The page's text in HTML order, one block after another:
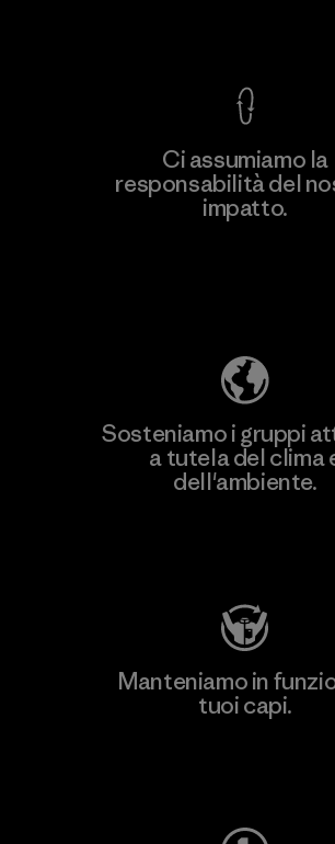
Scopri di più
Ci assumiamo la
responsabilità del
impatto.
Sosteniamo i gruppi
a tutela del clima
dell'ambiente.
Manteniamo in
tuoi capi.